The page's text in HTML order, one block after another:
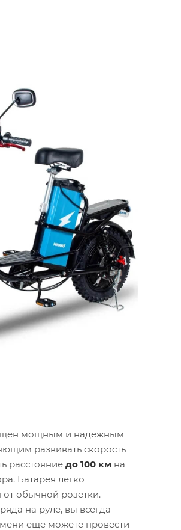
мощным и надежным
развивать скорость
расстояние до 100 км на
Батарея легко
от обычной розетки.
на руле, вы всегда
еще можете провести